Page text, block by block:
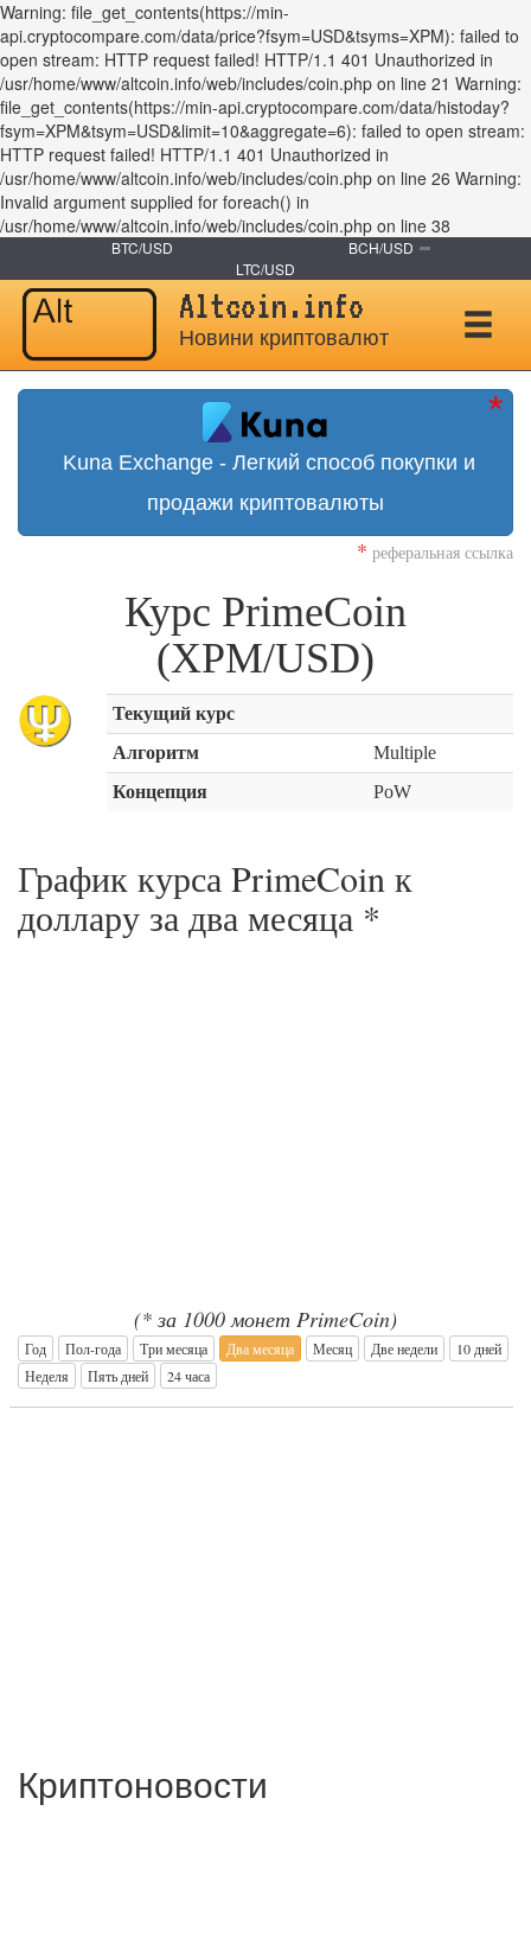
Warning: file_get_contents(https://min-
api.cryptocompare.com/data/price?fsym=USD&tsyms=XPM): failed to
open stream: HTTP request failed! HTTP/1.1 401 Unauthorized in
/usr/home/www/altcoin.info/web/includes/coin.php on line 21 Warning:
file_get_contents(https://min-api.cryptocompare.com/data/histoday?
fsym=XPM&tsym=USD&limit=10&aggregate=6): failed to open stream:
HTTP request failed! HTTP/1.1 401 Unauthorized in
/usr/home/www/altcoin.info/web/includes/coin.php on line 26 Warning:
Invalid argument supplied for foreach() in
/usr/home/www/altcoin.info/web/includes/coin.php on line 38
BTC/USD
BCH/USD
LTC/USD
Altcoin.info
Новини криптовалют
Kuna Exchange - Легкий способ покупки и
продажи криптовалюты
* реферальная ссылка
Курс PrimeCoin
(XPM/USD)
Текущий курс
Алгоритм
Multiple
Концепция
PoW
График курса PrimeCoin к
доллару за два месяца *
(* за 1000 монет PrimeCoin)
Год Пол-года Три месяца Два месяца Месяц Две недели
10 дней
Неделя
Пять дней 24 часа
Криптоновости